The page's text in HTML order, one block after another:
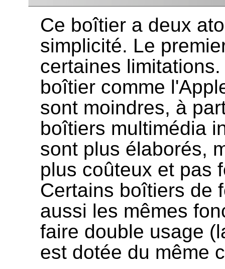
Ce boîtier a deux
simplicité. Le
certaines
boîtier comme
sont moindres, à
boîtiers multimédia
sont plus élaborés,
plus coûteux et pas
Certains boîtiers de
aussi les mêmes
faire double usage
est dotée du même